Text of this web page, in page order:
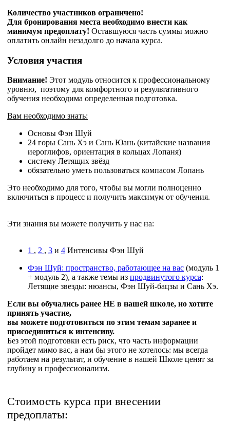
Количество участников ограничено!
Для бронирования места необходимо внести как
минимум предоплату! Оставшуюся часть суммы можно
оплатить онлайн незадолго до начала курса.
Условия участия
Внимание! Этот модуль относится к профессиональному
уровню, поэтому для комфортного и результативного
обучения необходима определенная подготовка.
Вам необходимо знать:
Основы Фэн Шуй
24 горы Сань Хэ и Сань Юань (китайские названия
иероглифов, ориентация в кольцах Лопаня)
систему Летящих звёзд
обязательно уметь пользоваться компасом Лопань
Это необходимо для того, чтобы вы могли полноценно
включиться в процесс и получить максимум от обучения.
Эти знания вы можете получить у нас на:
1 , 2 , 3 и 4 Интенсивы Фэн Шуй
Фэн Шуй: пространство, работающее на вас (модуль 1
+ модуль 2), а также темы из продвинутого курса:
Летящие звезды: нюансы, Фэн Шуй-бацзы и Сань Хэ.
Если вы обучались ранее НЕ в нашей школе, но хотите
принять участие,
вы можете подготовиться по этим темам заранее и
присоединиться к интенсиву.
Без этой подготовки есть риск, что часть информации
пройдет мимо вас, а нам бы этого не хотелось: мы всегда
работаем на результат, и обучение в нашей Школе ценят за
глубину и профессионализм.
Стоимость курса при внесении
предоплаты: